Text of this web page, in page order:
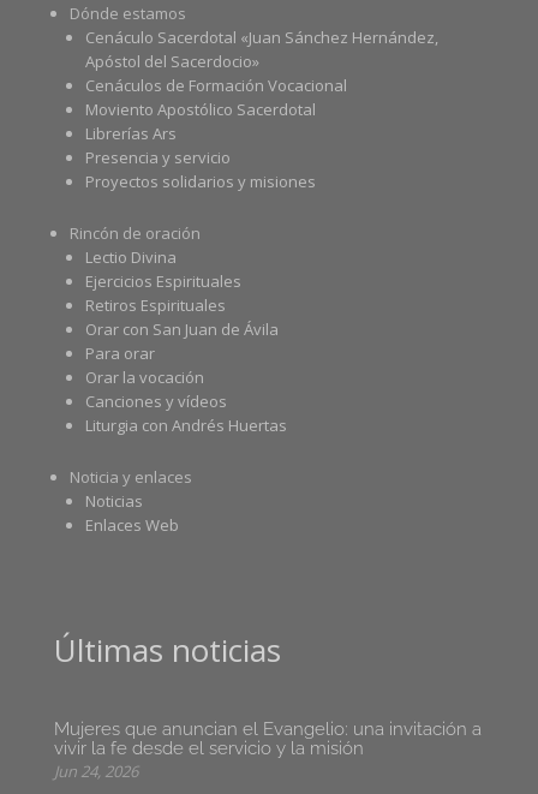
Dónde estamos
Cenáculo Sacerdotal «Juan Sánchez Hernández,
Apóstol del Sacerdocio»
Cenáculos de Formación Vocacional
Moviento Apostólico Sacerdotal
Librerías Ars
Presencia y servicio
Proyectos solidarios y misiones
Rincón de oración
Lectio Divina
Ejercicios Espirituales
Retiros Espirituales
Orar con San Juan de Ávila
Para orar
Orar la vocación
Canciones y vídeos
Liturgia con Andrés Huertas
Noticia y enlaces
Noticias
Enlaces Web
Últimas noticias
Mujeres que anuncian el Evangelio: una invitación a
vivir la fe desde el servicio y la misión
Jun 24, 2026